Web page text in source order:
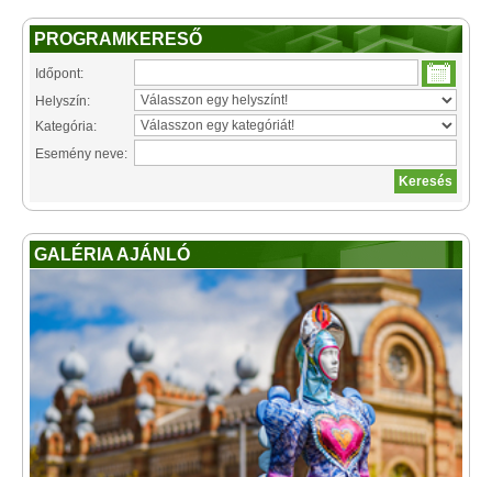
PROGRAMKERESŐ
Időpont:
Helyszín:
Kategória:
Esemény neve:
GALÉRIA AJÁNLÓ